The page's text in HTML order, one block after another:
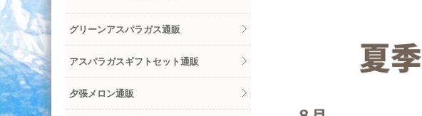
グリーンアスパラガス通販
アスパラガスギフトセット通販
夕張メロン通販